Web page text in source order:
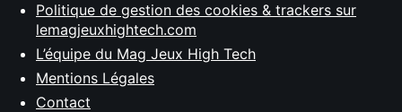
Politique de gestion des cookies & trackers sur
lemagjeuxhightech.com
L’équipe du Mag Jeux High Tech
Mentions Légales
Contact